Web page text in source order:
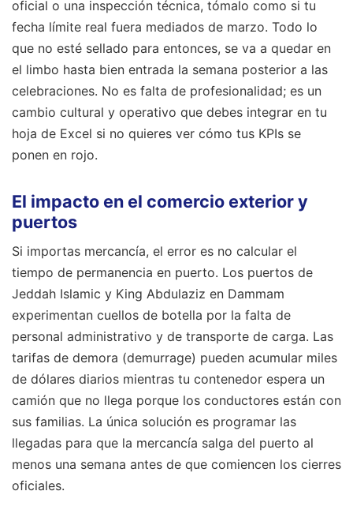
oficial o una inspección técnica, tómalo como si tu
fecha límite real fuera mediados de marzo. Todo lo
que no esté sellado para entonces, se va a quedar en
el limbo hasta bien entrada la semana posterior a las
celebraciones. No es falta de profesionalidad; es un
cambio cultural y operativo que debes integrar en tu
hoja de Excel si no quieres ver cómo tus KPIs se
ponen en rojo.
El impacto en el comercio exterior y
puertos
Si importas mercancía, el error es no calcular el
tiempo de permanencia en puerto. Los puertos de
Jeddah Islamic y King Abdulaziz en Dammam
experimentan cuellos de botella por la falta de
personal administrativo y de transporte de carga. Las
tarifas de demora (demurrage) pueden acumular miles
de dólares diarios mientras tu contenedor espera un
camión que no llega porque los conductores están con
sus familias. La única solución es programar las
llegadas para que la mercancía salga del puerto al
menos una semana antes de que comiencen los cierres
oficiales.